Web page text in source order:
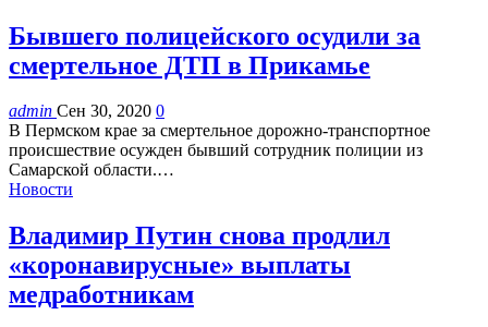
Бывшего полицейского осудили за
смертельное ДТП в Прикамье
admin Сен 30, 2020 0
В Пермском крае за смертельное дорожно-транспортное
происшествие осужден бывший сотрудник полиции из
Самарской области.…
Новости
Владимир Путин снова продлил
«коронавирусные» выплаты
медработникам